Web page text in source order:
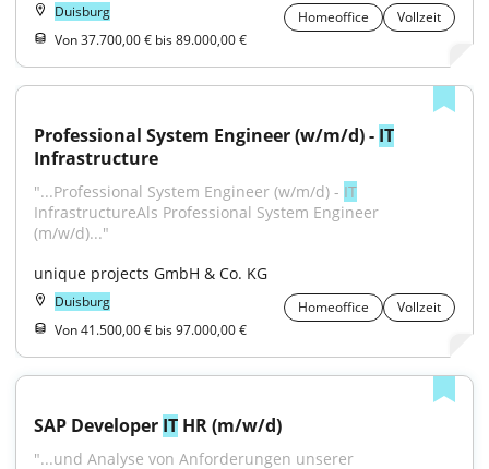
Duisburg Homeoffice
Vollzeit
Von 37.700,00 € bis 89.000,00 €
Professional System Engineer (w/m/d) - IT
Infrastructure
"...Professional System Engineer (w/m/d) - IT
InfrastructureAls Professional System Engineer
(m/w/d)..."
unique projects GmbH & Co. KG
Duisburg Homeoffice
Vollzeit
Von 41.500,00 € bis 97.000,00 €
SAP Developer IT HR (m/w/d)
"...und Analyse von Anforderungen unserer